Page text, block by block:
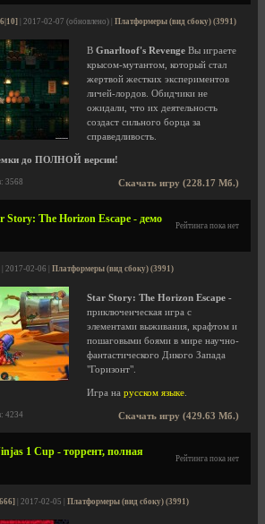
| 2017-02-07 (обновлено) | Платформеры (вид сбоку) (3991)
В Gnarltoof's Revenge Вы играете
крысом-мутантом, который стал
жертвой жестких экспериментов
личей-лордов. Обидчики не
ожидали, что их деятельность
создаст сильного борца за
справедливость.
до ПОЛНОЙ версии!
Скачать игру (228.17 Мб.)
3568
Story: The Horizon Escape - демо
Рейтинга пока нет
| 2017-02-06 | Платформеры (вид сбоку) (3991)
Star Story: The Horizon Escape -
приключенческая игра с
элементами выживания, крафтом и
пошаговыми боями в мире научно-
фантастического Дикого Запада
"Горизонт".
Игра на русском языке
Скачать игру (429.63 Мб.)
4234
1 Cup - торрент, полная
Рейтинга пока нет
| 2017-02-05 | Платформеры (вид сбоку) (3991)